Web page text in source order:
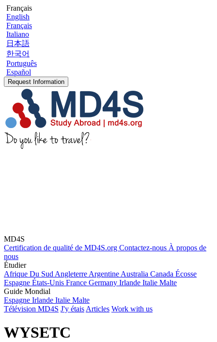
Français
English
Français
Italiano
日本語
한국어
Português
Español
Request Information
MD4S
Certification de qualité de MD4S.org Contactez-nous À propos de
nous
Étudier
Afrique Du Sud Angleterre Argentine Australia Canada Écosse
Espagne États-Unis France Germany Irlande Italie Malte
Guide Mondial
Espagne Irlande Italie Malte
Télévision MD4S J'y étais Articles Work with us
WYSETC